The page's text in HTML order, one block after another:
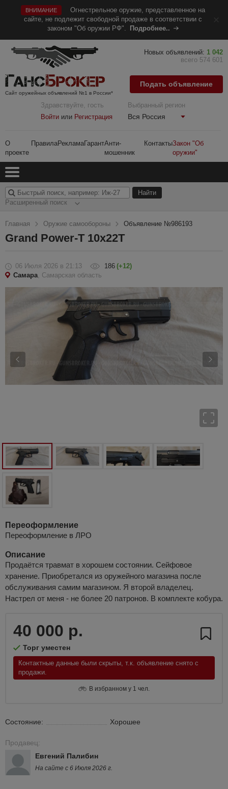
ВНИМАНИЕ
Огнестрельное оружие, представленное на
сайте, не подлежит свободной продаже в соответствии с
законом "Об оружии РФ".
Подробнее..
Сайт оружейных объявлений №1 в России*
Здравствуйте, гость
Войти или Регистрация
Выбранный регион
Вся Россия
О
проекте
ПравилаРекламаГарантАнти-
мошенник
КонтактыЗакон "Об
оружии"
Новых объявлений: 1 042
всего 574 601
Подать объявление
Расширенный поиск
Главная Оружие самообороны Объявление №986193
Grand Power-T 10x22T
06 Июля 2026 в 21:13 186 (+12)
Самара, Самарская область
Переоформление
Переоформление в ЛРО
Описание
Продаётся травмат в хорошем состоянии. Сейфовое
хранение. Приобретался из оружейного магазина после
обслуживания самим магазином. Я второй владелец.
Настрел от меня - не более 20 патронов. В комплекте кобура.
40 000 р.
Торг уместен
Контактные данные были скрыты, т.к. объявление снято с
продажи.
В избранном у 1 чел.
Состояние: Хорошее
Продавец:
Евгений Палибин
На сайте с 6 Июля 2026 г.